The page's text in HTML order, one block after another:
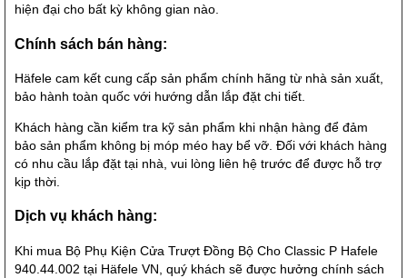
hiện đại cho bất kỳ không gian nào.
Chính sách bán hàng:
Häfele cam kết cung cấp sản phẩm chính hãng từ nhà sản xuất,
bảo hành toàn quốc với hướng dẫn lắp đặt chi tiết.
Khách hàng cần kiểm tra kỹ sản phẩm khi nhận hàng để đảm
bảo sản phẩm không bị móp méo hay bể vỡ. Đối với khách hàng
có nhu cầu lắp đặt tại nhà, vui lòng liên hệ trước để được hỗ trợ
kịp thời.
Dịch vụ khách hàng:
Khi mua Bộ Phụ Kiện Cửa Trượt Đồng Bộ Cho Classic P Hafele
940.44.002 tại Häfele VN, quý khách sẽ được hưởng chính sách